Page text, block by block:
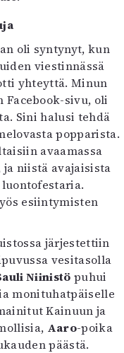
oli syntynyt, kun
viestinnässä
yhteyttä. Minun
sivu, oli
Sini halusi tehdä
popparista.
avaamassa
niistä avajaisista
esiintymisten
järjestettiin
vesitasolla
Niinistö puhui
monituhatpäiselle
Kainuun ja
Aaro-poika
päästä.